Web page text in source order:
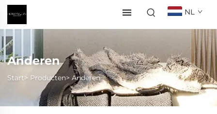
NL
Anderen
Start> Producten> Anderen